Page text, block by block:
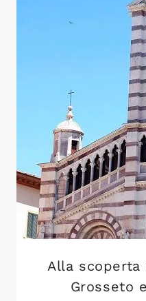
Alla scoperta
Grosseto